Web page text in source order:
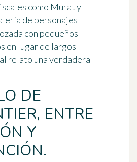
como Murat y
de personajes
con pequeños
en lugar de largos
relato una verdadera
DE
ENTRE
Y